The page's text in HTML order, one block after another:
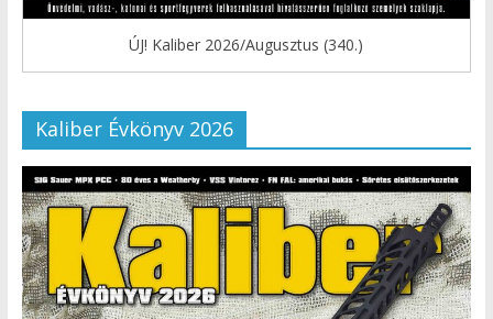
ÚJ! Kaliber 2026/Augusztus (340.)
Kaliber Évkönyv 2026